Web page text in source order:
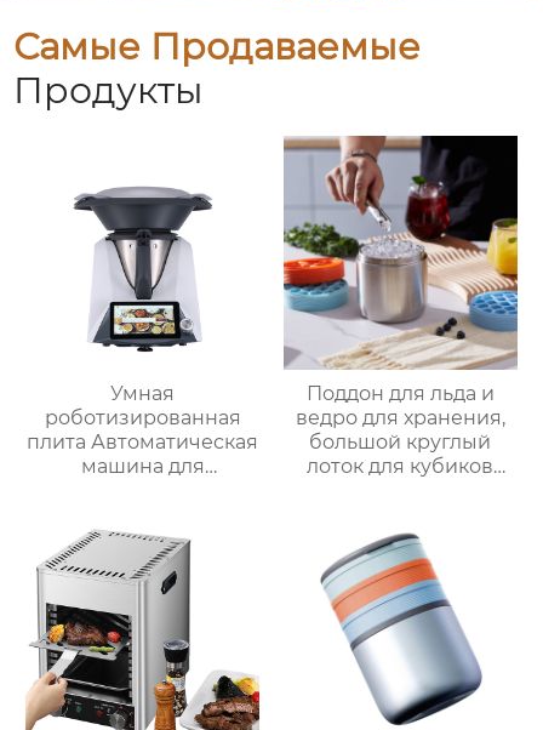
Самые Продаваемые
Продукты
Умная
роботизированная
плита Автоматическая
машина для
Робот для
приготовления пищи
для дома
Поддон для льда и
ведро для хранения,
большой круглый
лоток для кубиков
изготовленный на
заказ